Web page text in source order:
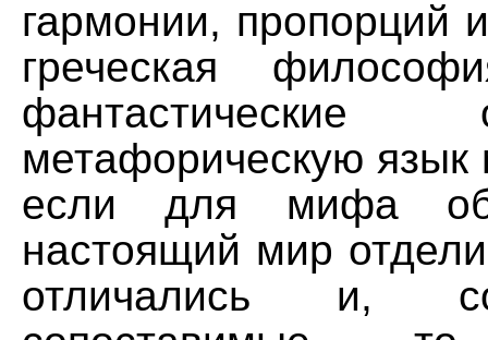
гармонии, пропорций
греческая
метафорическую
если для мифа
настоящий мир
отличались и,